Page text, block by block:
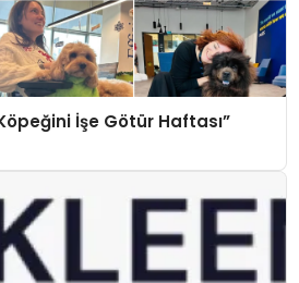
İşe Götür Haftası”